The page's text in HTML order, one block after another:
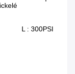
L : 300PSI